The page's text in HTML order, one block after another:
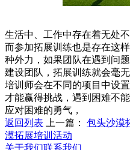
生活中、工作中存在着无处
而参加拓展训练也是存在这
种外力，如果团队在遇到问
建设团队，拓展训练就会毫
培训师会在不同的项目中设
才能赢得挑战，遇到困难不
应对困难的勇气，
返回列表
上一篇： 包头沙漠
漠拓展培训活动
关于我们联系我们